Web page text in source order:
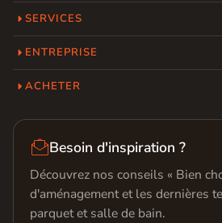
SERVICES
ENTREPRISE
ACHETER
Besoin d'inspiration ?
Découvrez nos conseils « Bien
d'aménagement et les dernières
parquet et salle de bain.